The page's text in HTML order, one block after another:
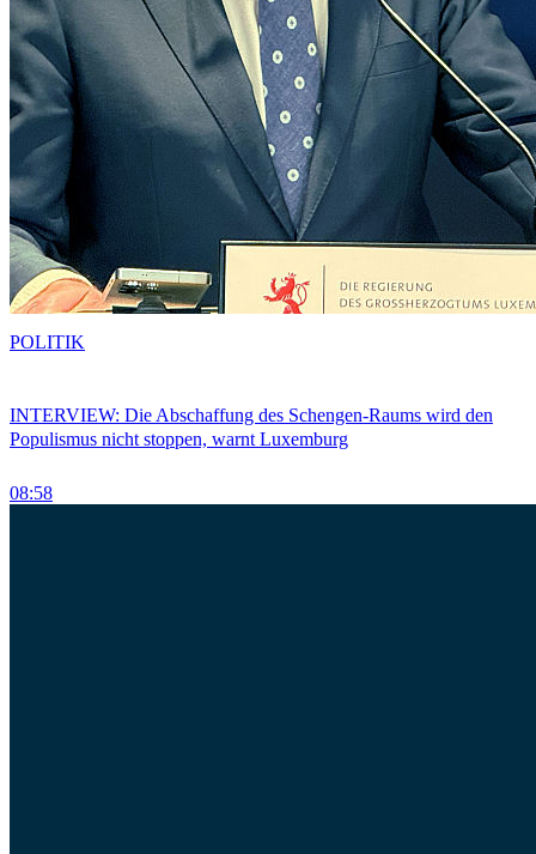
INTERVIEW: Die Abschaffung des Schengen-Raums wird den
Populismus nicht stoppen, warnt Luxemburg
08:58
POLITIK